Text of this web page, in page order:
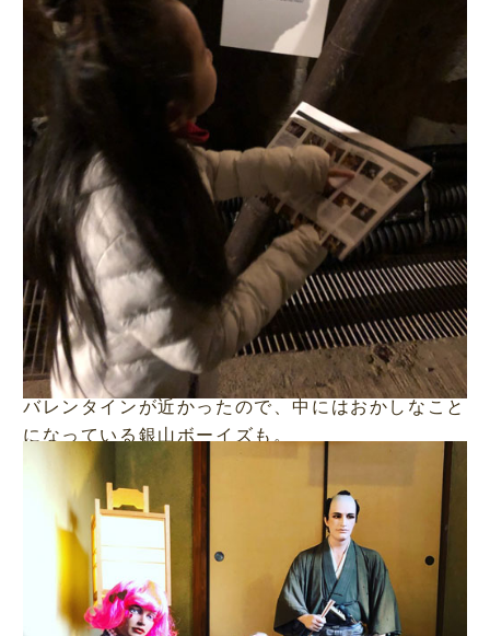
バレンタインが近かったので、中にはおかしなこと
になっている銀山ボーイズも。